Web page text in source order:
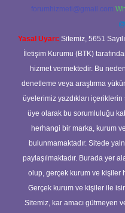
forumhizmeti@gmail.com
Yasal Uyarı: Sitemiz, 5651
İletişim Kurumu (BTK)
hizmet vermektedir. Bu
denetleme veya araştırma
üyelerimiz yazdıkları
üye olarak bu sorumluluğu
herhangi bir marka, kurum
bulunmamaktadır. Sitede
paylaşılmaktadır. Burada yer
olup, gerçek kurum ve kişiler
Gerçek kurum ve kişiler ile
Sitemiz, kar amacı gütmeyen